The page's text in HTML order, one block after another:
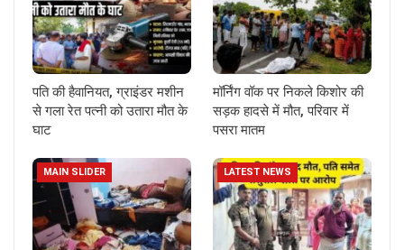
पति की हैवानियत, ग्राइंडर मशीन
से गला रेत पत्नी को उतारा मौत के
घाट
मॉर्निंग वॉक पर निकले किशोर की
सड़क हादसे में मौत, परिवार में
पसरा मातम
MAIN SLIDER LATEST NEWS